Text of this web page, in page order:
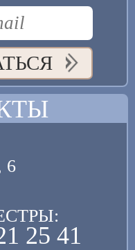
6
25 41